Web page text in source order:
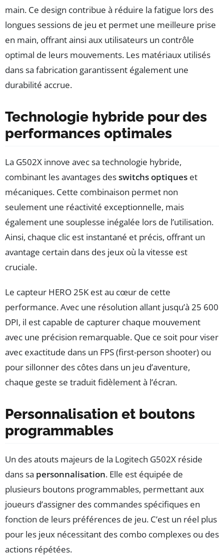
main. Ce design contribue à réduire la fatigue lors des
longues sessions de jeu et permet une meilleure prise
en main, offrant ainsi aux utilisateurs un contrôle
optimal de leurs mouvements. Les matériaux utilisés
dans sa fabrication garantissent également une
durabilité accrue.
Technologie hybride pour des
performances optimales
La G502X innove avec sa technologie hybride,
combinant les avantages desswitchs optiques et
mécaniques. Cette combinaison permet non
seulement une réactivité exceptionnelle, mais
également une souplesse inégalée lors de l’utilisation.
Ainsi, chaque clic est instantané et précis, offrant un
avantage certain dans des jeux où la vitesse est
cruciale.
Le capteur HERO 25K est au cœur de cette
performance. Avec une résolution allant jusqu’à 25 600
DPI, il est capable de capturer chaque mouvement
avec une précision remarquable. Que ce soit pour viser
avec exactitude dans un FPS (first-person shooter) ou
pour sillonner des côtes dans un jeu d’aventure,
chaque geste se traduit fidèlement à l’écran.
Personnalisation et boutons
programmables
Un des atouts majeurs de la Logitech G502X réside
dans sa personnalisation. Elle est équipée de
plusieurs boutons programmables, permettant aux
joueurs d’assigner des commandes spécifiques en
fonction de leurs préférences de jeu. C’est un réel plus
pour les jeux nécessitant des combo complexes ou des
actions répétées.